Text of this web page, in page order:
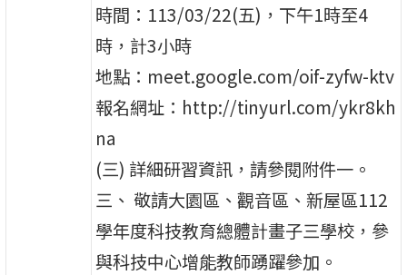
時間：113/03/22(五)，下午1時至4
時，計3小時
地點：meet.google.com/oif-zyfw-ktv
報名網址：http://tinyurl.com/ykr8kh
na
(三) 詳細研習資訊，請參閱附件一。
三、 敬請大園區、觀音區、新屋區112
學年度科技教育總體計畫子三學校，參
與科技中心增能教師踴躍參加。